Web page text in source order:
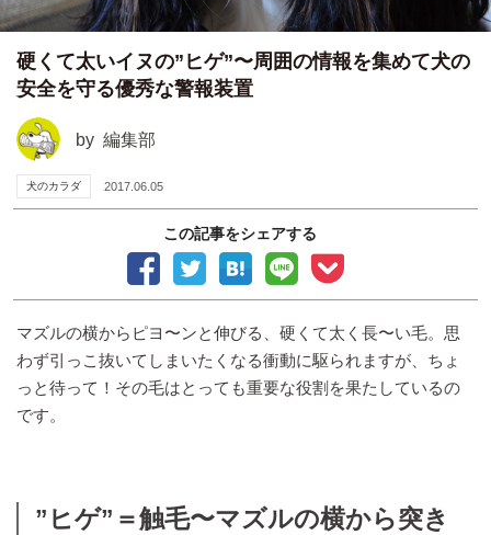
硬くて太いイヌの”ヒゲ”〜周囲の情報を集めて犬の
安全を守る優秀な警報装置
by 編集部
犬のカラダ 2017.06.05
この記事をシェアする
マズルの横からピヨ〜ンと伸びる、硬くて太く長〜い毛。思
わず引っこ抜いてしまいたくなる衝動に駆られますが、ちょ
っと待って！その毛はとっても重要な役割を果たしているの
です。
”ヒゲ”＝触毛〜マズルの横から突き